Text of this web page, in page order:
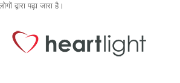
द्वारा पढ़ा जारा है।